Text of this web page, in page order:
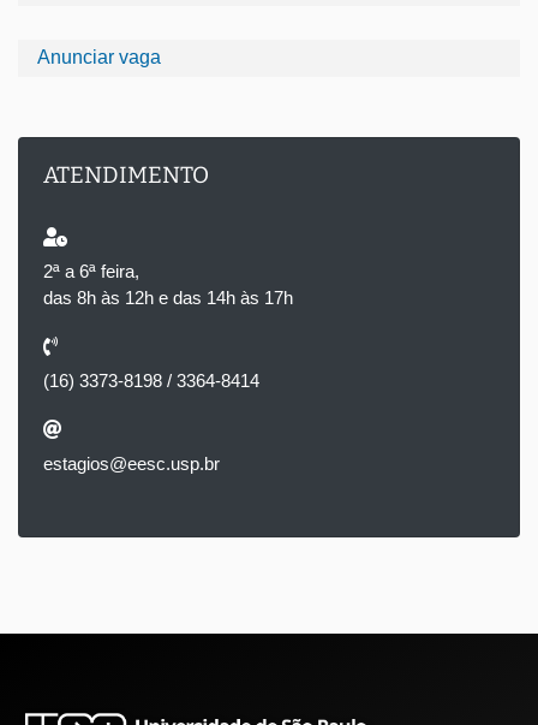
Anunciar vaga
ATENDIMENTO
2ª a 6ª feira,
das 8h às 12h e das 14h às 17h
(16) 3373-8198 / 3364-8414
estagios@eesc.usp.br